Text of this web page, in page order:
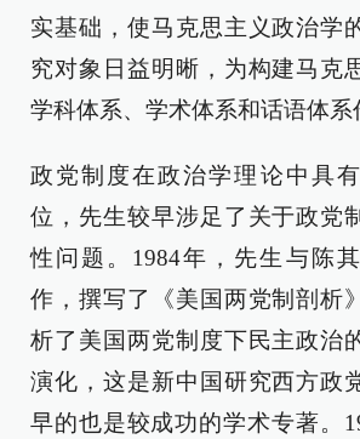
实基础，使马克思主义政治学
究对象日益明晰，为构建马克
学科体系、学术体系和话语体系
政党制度在政治学理论中具
位，先生较早涉足了关于政党
性问题。1984年，先生与陈
作，撰写了《美国两党制剖析
析了美国两党制度下民主政治
演化，这是新中国研究西方政
早的也是较成功的学术专著。